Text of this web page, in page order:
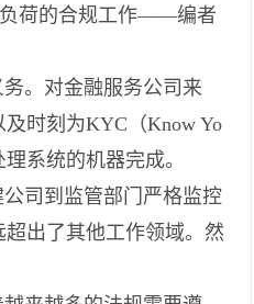
负荷的合规工作——编者
。对金融服务公司来
时刻为KYC（Know Yo
系统的机器完成。
司到监管部门严格监控
出了其他工作领域。然